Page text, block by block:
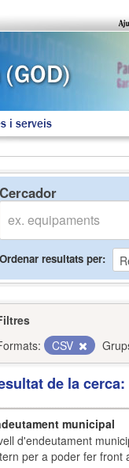
i serveis
Cercador
Ordenar resultats per
CSV
de la
municipal
d'endeutament
per a poder fer front